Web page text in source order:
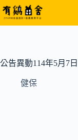
跳
至
容
公告異動114年5月7
健保